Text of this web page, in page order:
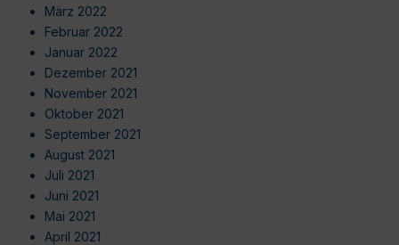
März 2022
Februar 2022
Januar 2022
Dezember 2021
November 2021
Oktober 2021
September 2021
August 2021
Juli 2021
Juni 2021
Mai 2021
April 2021